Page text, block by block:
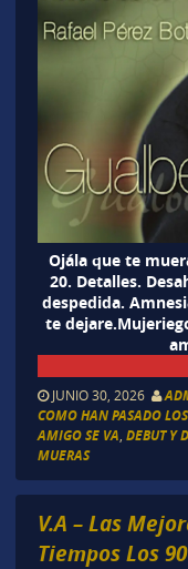
Ojála que te
20. Detalles.
despedida.
te
JUNIO 30, 2026
COMO HAN PASADO
AMIGO SE VA DEBUT Y
MUERAS
V.A – Las
Tiempos Los